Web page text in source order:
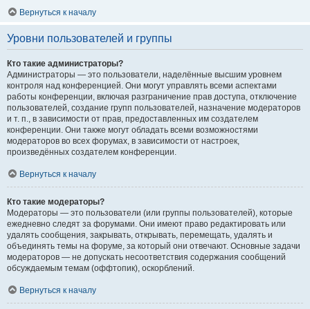
Вернуться к началу
Уровни пользователей и группы
Кто такие администраторы?
Администраторы — это пользователи, наделённые высшим уровнем
контроля над конференцией. Они могут управлять всеми аспектами
работы конференции, включая разграничение прав доступа, отключение
пользователей, создание групп пользователей, назначение модераторов
и т. п., в зависимости от прав, предоставленных им создателем
конференции. Они также могут обладать всеми возможностями
модераторов во всех форумах, в зависимости от настроек,
произведённых создателем конференции.
Вернуться к началу
Кто такие модераторы?
Модераторы — это пользователи (или группы пользователей), которые
ежедневно следят за форумами. Они имеют право редактировать или
удалять сообщения, закрывать, открывать, перемещать, удалять и
объединять темы на форуме, за который они отвечают. Основные задачи
модераторов — не допускать несоответствия содержания сообщений
обсуждаемым темам (оффтопик), оскорблений.
Вернуться к началу